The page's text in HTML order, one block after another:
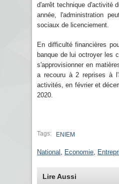
d'arrêt technique d'activité
année, l'administration
sociaux de licenciement.
En difficulté financières
banque de lui octroyer les
s'approvisionner en
a recouru à 2 reprises à
activités, en février et
2020.
Tags: ENIEM
National Economie
Lire Aussi